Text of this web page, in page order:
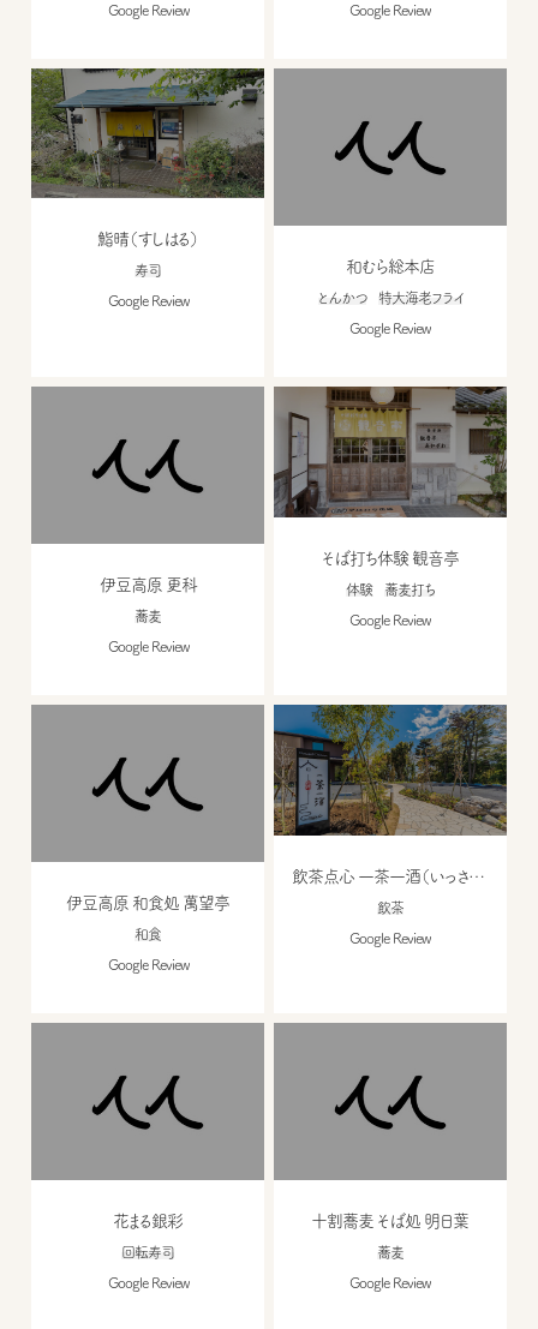
Google Review Google Review
鮨晴（すしはる）
寿司
Google Review
和むら総本店
とんかつ 特大海老フライ
Google Review
伊豆高原 更科
蕎麦
Google Review
そば打ち体験 観音亭
体験 蕎麦打ち
Google Review
伊豆高原 和食処 萬望亭
和食
Google Review
飲茶点心 一茶一酒（いっさいっしゅ）
飲茶
Google Review
花まる銀彩
回転寿司
Google Review
十割蕎麦 そば処 明日葉
蕎麦
Google Review